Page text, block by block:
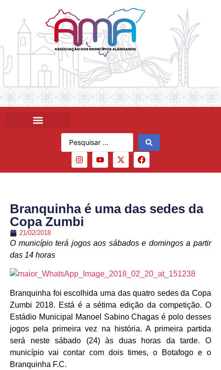
Branquinha é uma das sedes da
Copa Zumbi
21/02/2018
O município terá jogos aos sábados e domingos a partir
das 14 horas
Branquinha foi escolhida uma das quatro sedes da Copa
Zumbi 2018. Está é a sétima edição da competição. O
Estádio Municipal Manoel Sabino Chagas é polo desses
jogos pela primeira vez na história. A primeira partida
será neste sábado (24) às duas horas da tarde. O
município vai contar com dois times, o Botafogo e o
Branquinha F.C.